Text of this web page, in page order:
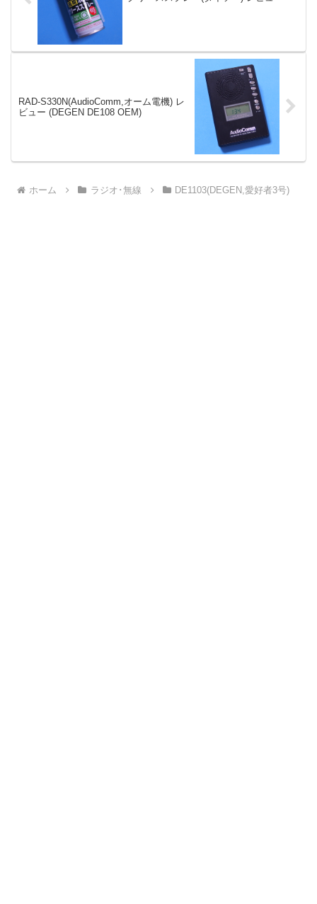
RAD-S330N(AudioComm,オーム電機) レ
ビュー (DEGEN DE108 OEM)
ホーム ラジオ･無線 DE1103(DEGEN,愛好者3号)